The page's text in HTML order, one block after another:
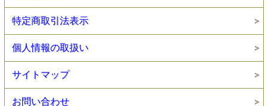
特定商取引法表示
個人情報の取扱い
サイトマップ
お問い合わせ